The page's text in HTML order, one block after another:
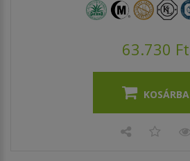
63.730 Ft
KOSÁRBA